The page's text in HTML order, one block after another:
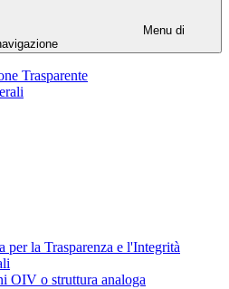
Menu di
Trasparente
per la Trasparenza e l'Integrità
OIV o struttura analoga